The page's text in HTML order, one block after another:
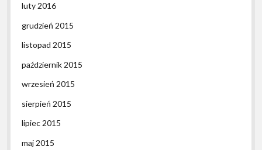
luty 2016
grudzień 2015
listopad 2015
październik 2015
wrzesień 2015
sierpień 2015
lipiec 2015
maj 2015